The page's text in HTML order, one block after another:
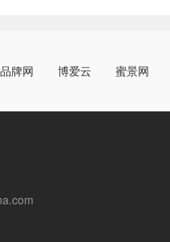
牌网 博爱云 蜜景网